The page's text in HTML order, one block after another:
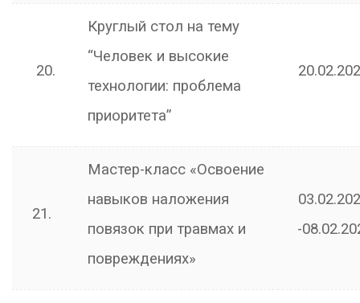
20.
Круглый стол на тему
“Человек и высокие
технологии: проблема
приоритета”
21.
Мастер-класс «Освоение
навыков наложения
повязок при травмах и
повреждениях»
-